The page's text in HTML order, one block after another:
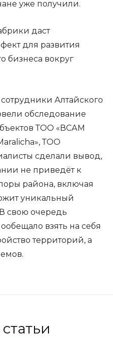
уже получили.
даст
для развития
бизнеса вокруг
сотрудники Алтайского
обследование
ТОО «ВСАМ
ТОО
сделали вывод,
не приведёт к
района, включая
уникальный
свою очередь
взять на себя
территорий, а